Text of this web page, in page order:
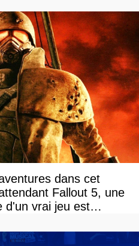
dans cet
Fallout 5, une
d'un vrai jeu est